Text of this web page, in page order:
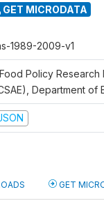
GET MICRODATA
1989-2009-v1
Policy
Department of
GET